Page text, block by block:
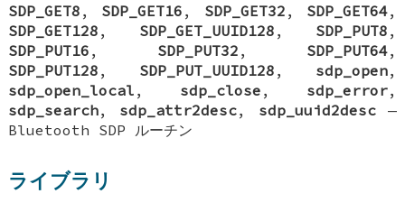
SDP_GET8 , SDP_GET16 , SDP_GET32 , SDP_GET64,
SDP_GET128 , SDP_GET_UUID128 , SDP_PUT8 ,
SDP_PUT16 , SDP_PUT32 , SDP_PUT64,
SDP_PUT128 , SDP_PUT_UUID128 , sdp_open,
sdp_open_local , sdp_close , sdp_error,
sdp_search, sdp_attr2desc, sdp_uuid2desc—
Bluetooth SDP ルーチン
ライブラリ